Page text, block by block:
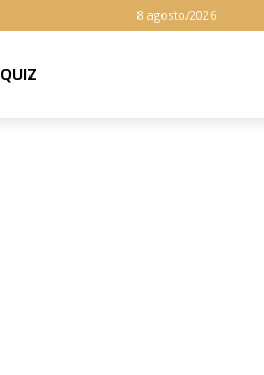
8 agosto/2026
QUIZ
cookies para
garantir que